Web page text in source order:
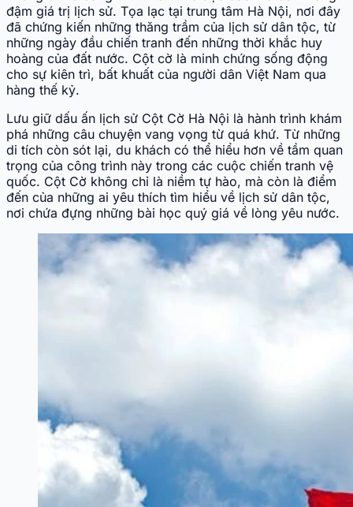
đậm giá trị lịch sử. Tọa lạc tại trung tâm Hà Nội, nơi đây
đã chứng kiến những thăng trầm của lịch sử dân tộc, từ
những ngày đầu chiến tranh đến những thời khắc huy
hoàng của đất nước. Cột cờ là minh chứng sống động
cho sự kiên trì, bất khuất của người dân Việt Nam qua
hàng thế kỷ.
Lưu giữ dấu ấn lịch sử Cột Cờ Hà Nội là hành trình khám
phá những câu chuyện vang vọng từ quá khứ. Từ những
di tích còn sót lại, du khách có thể hiểu hơn về tầm quan
trọng của công trình này trong các cuộc chiến tranh vệ
quốc. Cột Cờ không chỉ là niềm tự hào, mà còn là điểm
đến của những ai yêu thích tìm hiểu về lịch sử dân tộc,
nơi chứa đựng những bài học quý giá về lòng yêu nước.